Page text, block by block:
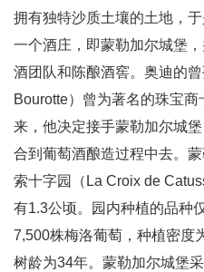
拥有独特沙质土壤的土地，
一个酒庄，即蒙勒加尔城堡
酒团队和陈酿酒窖。奥迪的
Bourotte）曾为著名的珠宝
来，他决定接手蒙勒加尔城
合到葡萄酒酿造过程中去。
索十字园（La Croix de
有1.3公顷。园内种植的品种
7,500株梅洛葡萄，种植密度
树龄为34年。蒙勒加尔城堡